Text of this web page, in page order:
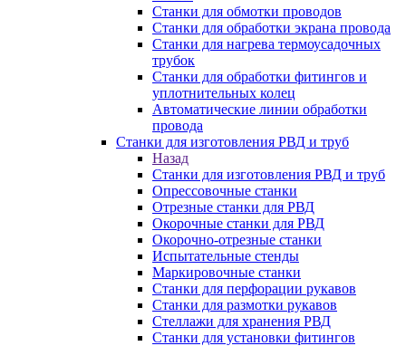
Станки для обмотки проводов
Станки для обработки экрана провода
Станки для нагрева термоусадочных
трубок
Станки для обработки фитингов и
уплотнительных колец
Автоматические линии обработки
провода
Станки для изготовления РВД и труб
Назад
Станки для изготовления РВД и труб
Опрессовочные станки
Отрезные станки для РВД
Окорочные станки для РВД
Окорочно-отрезные станки
Испытательные стенды
Маркировочные станки
Станки для перфорации рукавов
Станки для размотки рукавов
Стеллажи для хранения РВД
Станки для установки фитингов